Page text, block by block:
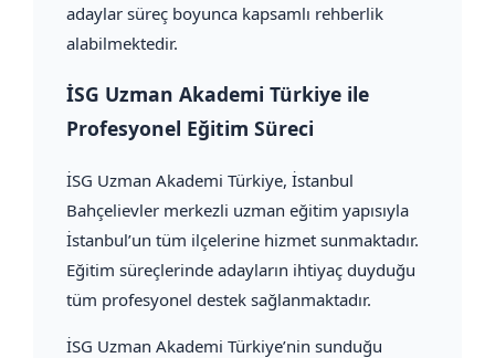
adaylar süreç boyunca kapsamlı rehberlik
alabilmektedir.
İSG Uzman Akademi Türkiye ile
Profesyonel Eğitim Süreci
İSG Uzman Akademi Türkiye, İstanbul
Bahçelievler merkezli uzman eğitim yapısıyla
İstanbul’un tüm ilçelerine hizmet sunmaktadır.
Eğitim süreçlerinde adayların ihtiyaç duyduğu
tüm profesyonel destek sağlanmaktadır.
İSG Uzman Akademi Türkiye’nin sunduğu